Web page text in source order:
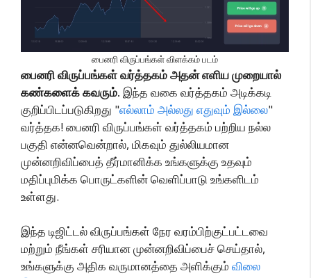
பைனரி விருப்பங்கள் விளக்கம் படம்
பைனரி விருப்பங்கள் வர்த்தகம் அதன் எளிய முறையால்
கண்களைக் கவரும். இந்த வகை வர்த்தகம் அடிக்கடி
குறிப்பிடப்படுகிறது "எல்லாம் அல்லது எதுவும் இல்லை"
வர்த்தக! பைனரி விருப்பங்கள் வர்த்தகம் பற்றிய நல்ல
பகுதி என்னவென்றால், மிகவும் துல்லியமான
முன்னறிவிப்பைத் தீர்மானிக்க உங்களுக்கு உதவும்
மதிப்புமிக்க பொருட்களின் வெளிப்பாடு உங்களிடம்
உள்ளது.
இந்த டிஜிட்டல் விருப்பங்கள் நேர வரம்பிற்குட்பட்டவை
மற்றும் நீங்கள் சரியான முன்னறிவிப்பைச் செய்தால்,
உங்களுக்கு அதிக வருமானத்தை அளிக்கும் விலை